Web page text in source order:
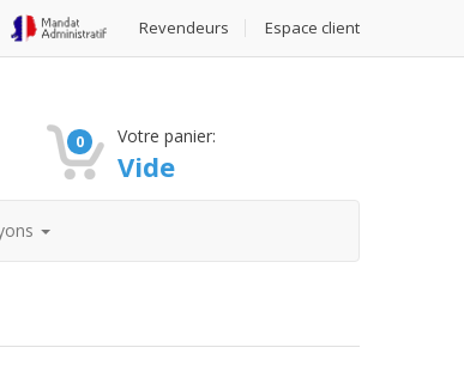
Revendeurs Espace client
0 Votre panier:
Vide